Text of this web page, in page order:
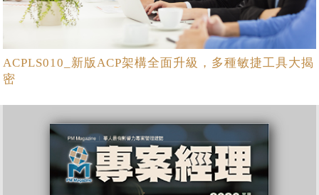
ACPLS010_新版ACP架構全面升級，多種敏捷工具大揭
密